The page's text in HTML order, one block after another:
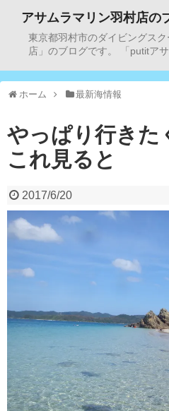
アサムラマリン羽村店の
東京都羽村市のダイビングス
店」のブログです。 「putitアサ
ホーム 最新海情報
やっぱり行きた
これ見ると
2017/6/20